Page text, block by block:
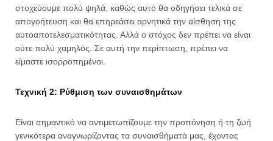
στοχεύουμε πολύ ψηλά, καθώς αυτό θα οδηγήσει τελικά σε
απογοήτευση και θα επηρεάσει αρνητικά την αίσθηση της
αυτοαποτελεσματικότητας. Αλλά ο στόχος δεν πρέπει να είναι
ούτε πολύ χαμηλός. Σε αυτή την περίπτωση, πρέπει να
είμαστε ισορροπημένοι.
Τεχνική 2: Ρύθμιση των συναισθημάτων
Είναι σημαντικό να αντιμετωπίζουμε την προπόνηση ή τη ζωή
γενικότερα αναγνωρίζοντας τα συναισθήματά μας, έχοντας